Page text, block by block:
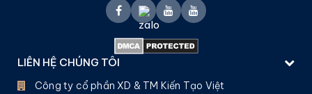
LIÊN HỆ CHÚNG TÔI
Công ty cổ phần XD & TM Kiến Tạo Việt